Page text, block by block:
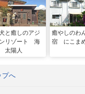
と癒しのアジ
リゾート 海
太陽人
癒やしのわ
宿 にこま
プへ